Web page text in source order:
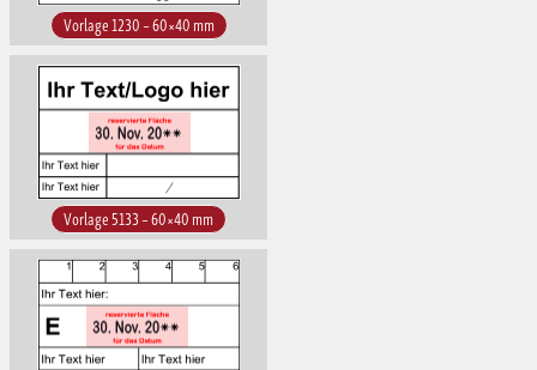
Vorlage 1230 – 60×40 mm
Vorlage 5133 – 60×40 mm